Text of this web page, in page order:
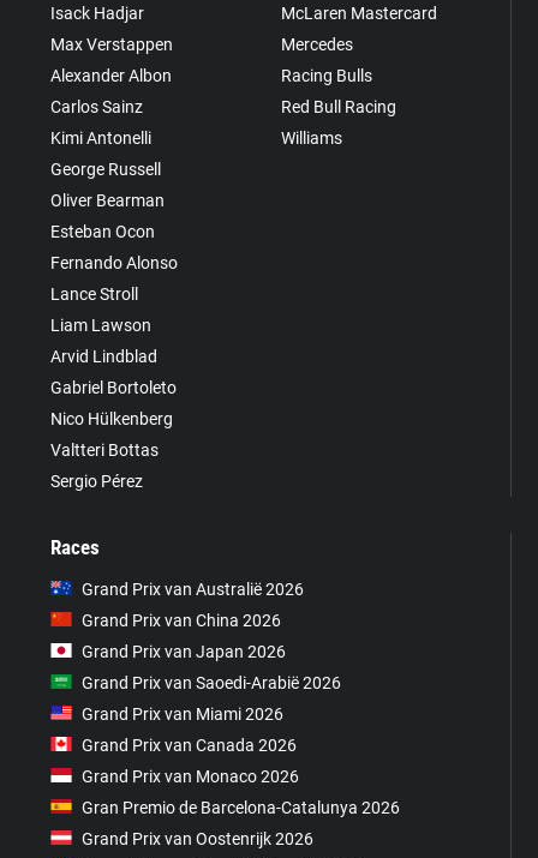
Isack Hadjar
Max Verstappen
Alexander Albon
Carlos Sainz
Kimi Antonelli
George Russell
Oliver Bearman
Esteban Ocon
Fernando Alonso
Lance Stroll
Liam Lawson
Arvid Lindblad
Gabriel Bortoleto
Nico Hülkenberg
Valtteri Bottas
Sergio Pérez
McLaren Mastercard
Mercedes
Racing Bulls
Red Bull Racing
Williams
Races
Grand Prix van Australië 2026
Grand Prix van China 2026
Grand Prix van Japan 2026
Grand Prix van Saoedi-Arabië 2026
Grand Prix van Miami 2026
Grand Prix van Canada 2026
Grand Prix van Monaco 2026
Gran Premio de Barcelona-Catalunya 2026
Grand Prix van Oostenrijk 2026